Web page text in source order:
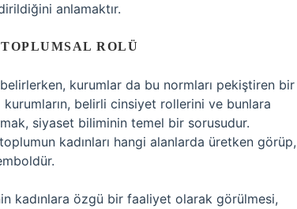
anlamaktır.
ROLÜ
kurumlar da bu normları pekiştiren bir
belirli cinsiyet rollerini ve bunlara
siyaset biliminin temel bir sorusudur.
kadınları hangi alanlarda üretken görüp,
kadınlara özgü bir faaliyet olarak görülmesi,